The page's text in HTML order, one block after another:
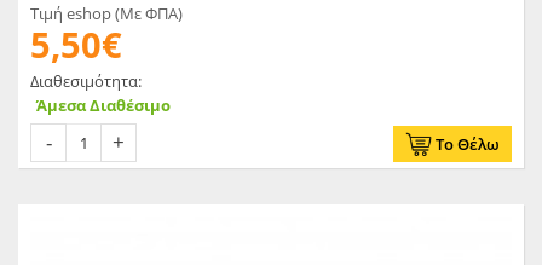
Τιμή eshop (Με ΦΠΑ)
5,50€
Διαθεσιμότητα:
Άμεσα Διαθέσιμο
Το Θέλω